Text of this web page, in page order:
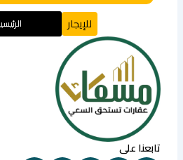
للإيجار
تابعنا على